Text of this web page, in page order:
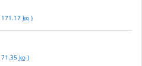
171.17 ko)
71.35 ko)